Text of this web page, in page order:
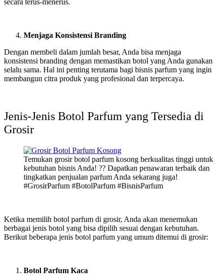
Menjaga Konsistensi Branding
Dengan membeli dalam jumlah besar, Anda bisa menjaga
konsistensi branding dengan memastikan botol yang Anda gunakan
selalu sama. Hal ini penting terutama bagi bisnis parfum yang ingin
membangun citra produk yang profesional dan terpercaya.
Jenis-Jenis Botol Parfum yang Tersedia di
Grosir
Temukan grosir botol parfum kosong berkualitas tinggi untuk
kebutuhan bisnis Anda! ?? Dapatkan penawaran terbaik dan
tingkatkan penjualan parfum Anda sekarang juga!
#GrosirParfum #BotolParfum #BisnisParfum
Ketika memilih botol parfum di grosir, Anda akan menemukan
berbagai jenis botol yang bisa dipilih sesuai dengan kebutuhan.
Berikut beberapa jenis botol parfum yang umum ditemui di grosir:
Botol Parfum Kaca